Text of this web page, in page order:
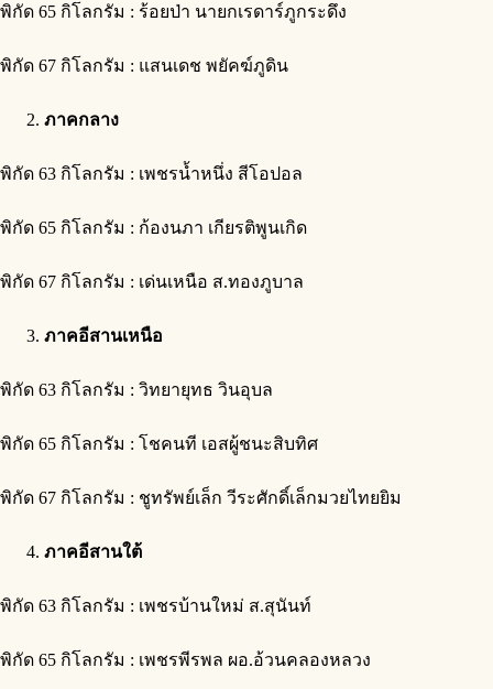
พิกัด 65 กิโลกรัม : ร้อยป่า นายกเรดาร์ภูกระดึง
พิกัด 67 กิโลกรัม : แสนเดช พยัคฆ์ภูดิน
ภาคกลาง
พิกัด 63 กิโลกรัม : เพชรน้ำหนึ่ง สีโอปอล
พิกัด 65 กิโลกรัม : ก้องนภา เกียรติพูนเกิด
พิกัด 67 กิโลกรัม : เด่นเหนือ ส.ทองภูบาล
ภาคอีสานเหนือ
พิกัด 63 กิโลกรัม : วิทยายุทธ วินอุบล
พิกัด 65 กิโลกรัม : โชคนที เอสผู้ชนะสิบทิศ
พิกัด 67 กิโลกรัม : ชูทรัพย์เล็ก วีระศักดิ์เล็กมวยไทยยิม
ภาคอีสานใต้
พิกัด 63 กิโลกรัม : เพชรบ้านใหม่ ส.สุนันท์
พิกัด 65 กิโลกรัม : เพชรพีรพล ผอ.อ้วนคลองหลวง